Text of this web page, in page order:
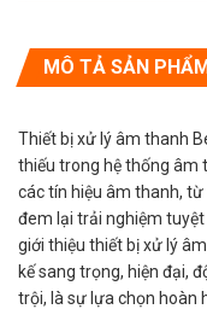
MÔ TẢ SẢN
Thiết bị xử lý âm thanh
thiếu trong hệ thống âm
các tín hiệu âm thanh,
đem lại trải nghiệm tuyệt
giới thiệu thiết bị xử lý
kế sang trọng, hiện đại,
trội, là sự lựa chọn hoàn